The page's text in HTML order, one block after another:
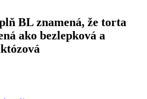
si
môžete
vybrať
na
BL znamená, že torta
ako bezlepková a